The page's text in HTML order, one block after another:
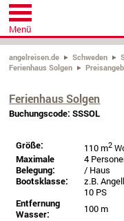
Menü
angelreisen.de Schweden
Ferienhaus Solgen
Ferienhaus Solgen
Buchungscode: SSSOL
Größe: 110 m2
Maximale
Belegung:
4
/ Haus
Bootsklasse:
z.B.
10 PS
Entfernung
Wasser:
100 m